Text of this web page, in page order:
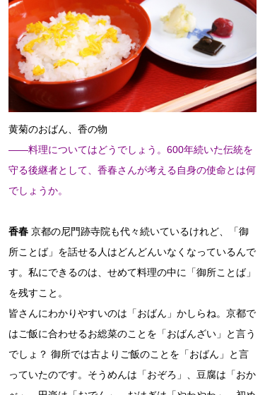
黄菊のおばん、香の物
――料理についてはどうでしょう。600年続いた伝統を
守る後継者として、香春さんが考える自身の使命とは何
でしょうか。
香春 京都の尼門跡寺院も代々続いているけれど、「御
所ことば」を話せる人はどんどんいなくなっているんで
す。私にできるのは、せめて料理の中に「御所ことば」
を残すこと。
皆さんにわかりやすいのは「おばん」かしらね。京都で
はご飯に合わせるお総菜のことを「おばんざい」と言う
でしょ？ 御所では古よりご飯のことを「おばん」と言
っていたのです。そうめんは「おぞろ」、豆腐は「おか